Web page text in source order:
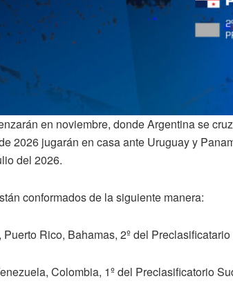
en noviembre, donde Argentina se
2026 jugarán en casa ante Uruguay y
del 2026.
conformados de la siguiente manera:
Puerto Rico, Bahamas, 2º del
Colombia, 1º del Preclasificatorio